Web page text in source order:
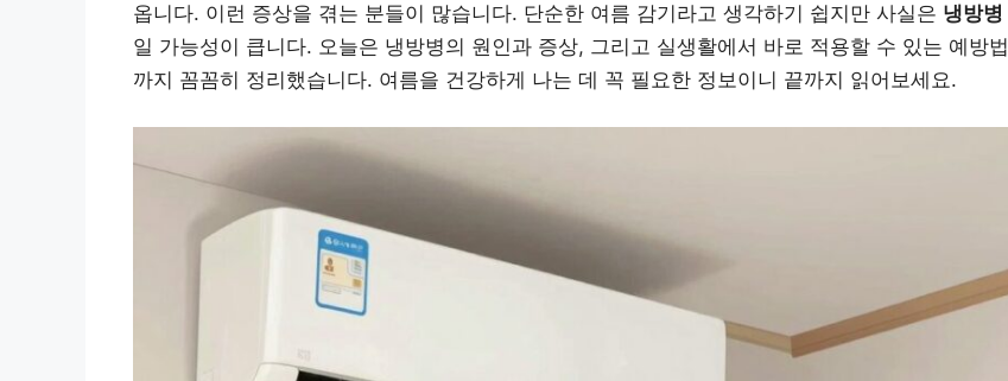
옵니다. 이런 증상을 겪는 분들이 많습니다. 단순한 여름 감기라고 생각하기 쉽지만 사실은 냉방병
일 가능성이 큽니다. 오늘은 냉방병의 원인과 증상, 그리고 실생활에서 바로 적용할 수 있는 예방법
까지 꼼꼼히 정리했습니다. 여름을 건강하게 나는 데 꼭 필요한 정보이니 끝까지 읽어보세요.